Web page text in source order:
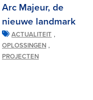
Arc Majeur, de
nieuwe landmark
ACTUALITEIT ,
OPLOSSINGEN ,
PROJECTEN